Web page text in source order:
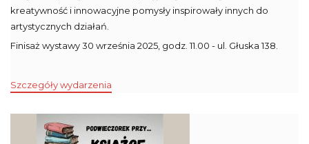
kreatywność i innowacyjne pomysły inspirowały innych do
artystycznych działań.
Finisaż wystawy 30 września 2025, godz. 11.00 - ul. Głuska 138.
Szczegóły wydarzenia